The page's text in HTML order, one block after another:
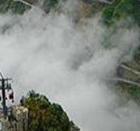
mê
thực hiện một
chỉ là thử
kỷ niệm khó quên